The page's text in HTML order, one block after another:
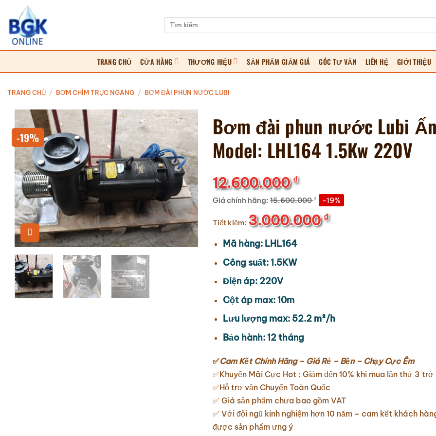
qua
nội
dung
Tìm
TRANG CHỦ CỬA HÀNG THƯƠNG HIỆU SẢN PHẨM GIẢM GIÁ GÓC TƯ VẤN LIÊN HỆ GIỚI THIỆU
TRANG CHỦ / BƠM CHÌM TRỤC NGANG / BƠM ĐÀI PHUN NƯỚC LUBI
-19%
Bơm đài phun nước Lubi
Model: LHL164 1.5Kw 220V
12.600.000₫
Giá chính hãng: 15.600.000₫ -19%
Tiết kiệm: 3.000.000₫
Mã hàng: LHL164
Công suất: 1.5KW
Điện áp: 220V
Cột áp max: 10m
Lưu lượng max: 52.2 m³/h
Bảo hành: 12 tháng
✅Cam Kết Chính Hãng – Giá Rẻ – Bền – Chạy Cực Êm
✅Khuyến Mãi Cực Hot : Giảm đến 10% khi mua lần thứ 3 trở
✅Hỗ trợ vận Chuyển Toàn Quốc
✅ Giá sản phẩm chưa bao gồm VAT
✅ Với đội ngũ kinh nghiệm hơn 10 năm – cam kết khách
được sản phẩm ưng ý